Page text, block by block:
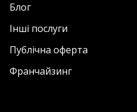
Блог
Інші послуги
Публічна оферта
Франчайзинг